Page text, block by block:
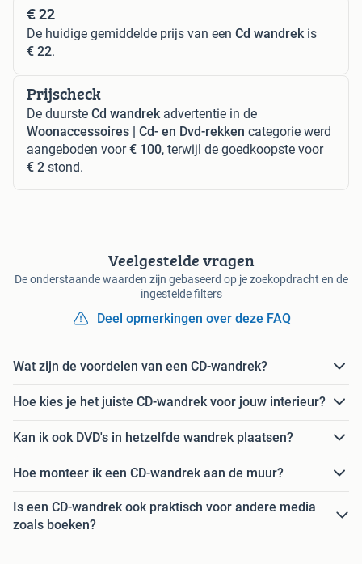
€ 22
De huidige gemiddelde prijs van een Cd wandrek is
€ 22.
Prijscheck
De duurste Cd wandrek advertentie in de
Woonaccessoires | Cd- en Dvd-rekken categorie werd
aangeboden voor€ 100, terwijl de goedkoopste voor
€ 2 stond.
Veelgestelde vragen
De onderstaande waarden zijn gebaseerd op je zoekopdracht en de
ingestelde filters
Deel opmerkingen over deze FAQ
Wat zijn de voordelen van een CD-wandrek?
Hoe kies je het juiste CD-wandrek voor jouw interieur?
Kan ik ook DVD's in hetzelfde wandrek plaatsen?
Hoe monteer ik een CD-wandrek aan de muur?
Is een CD-wandrek ook praktisch voor andere media
zoals boeken?